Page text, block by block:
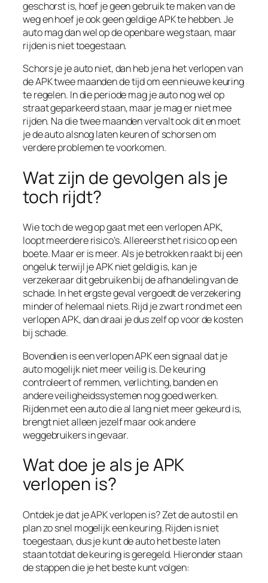
geschorst is, hoef je geen gebruik te maken van de
weg en hoef je ook geen geldige APK te hebben. Je
auto mag dan wel op de openbare weg staan, maar
rijden is niet toegestaan.
Schors je je auto niet, dan heb je na het verlopen van
de APK twee maanden de tijd om een nieuwe keuring
te regelen. In die periode mag je auto nog wel op
straat geparkeerd staan, maar je mag er niet mee
rijden. Na die twee maanden vervalt ook dit en moet
je de auto alsnog laten keuren of schorsen om
verdere problemen te voorkomen.
Wat zijn de gevolgen als je
toch rijdt?
Wie toch de weg op gaat met een verlopen APK,
loopt meerdere risico’s. Allereerst het risico op een
boete. Maar er is meer. Als je betrokken raakt bij een
ongeluk terwijl je APK niet geldig is, kan je
verzekeraar dit gebruiken bij de afhandeling van de
schade. In het ergste geval vergoedt de verzekering
minder of helemaal niets. Rijd je zwart rond met een
verlopen APK, dan draai je dus zelf op voor de kosten
bij schade.
Bovendien is een verlopen APK een signaal dat je
auto mogelijk niet meer veilig is. De keuring
controleert of remmen, verlichting, banden en
andere veiligheidssystemen nog goed werken.
Rijden met een auto die al lang niet meer gekeurd is,
brengt niet alleen jezelf maar ook andere
weggebruikers in gevaar.
Wat doe je als je APK
verlopen is?
Ontdek je dat je APK verlopen is? Zet de auto stil en
plan zo snel mogelijk een keuring. Rijden is niet
toegestaan, dus je kunt de auto het beste laten
staan totdat de keuring is geregeld. Hieronder staan
de stappen die je het beste kunt volgen: